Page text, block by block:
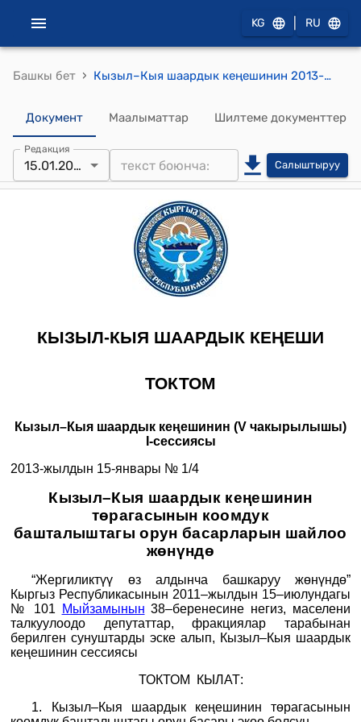
KG RU
Башкы бет › Кызыл–Кыя шаардык кеңешинин 2013-жылдын 15-январындагы № 1/4 "Кызыл–Кыя шаардык кеңешинин төрагасынын коомдук башталыштагы орун басарларын шайлоо жөнүндө" токтому
Документ Маалыматтар Шилтеме документтер
Редакция
15.01.2013 Салыштыруу